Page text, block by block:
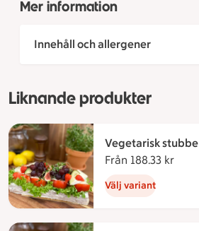
Mer information
Innehåll och allergener
Liknande produkter
Vegetarisk stubbe
Från 188.33 kr
Välj variant